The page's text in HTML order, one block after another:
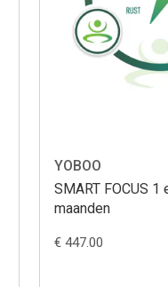
YOBOO
SMART FOCUS 1
maanden
€ 447.00